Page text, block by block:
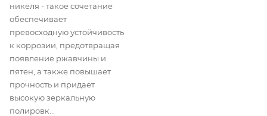
никеля - такое сочетание
обеспечивает
превосходную устойчивость
к коррозии, предотвращая
появление ржавчины и
пятен, а также повышает
прочность и придает
высокую зеркальную
полировк...